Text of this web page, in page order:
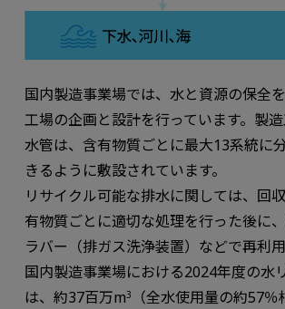
国内製造事業場では、水と資源の保全
工場の企画と設計を行っています。製
水管は、含有物質ごとに最大13系統に
きるように敷設されています。
リサイクル可能な排水に関しては、回
有物質ごとに適切な処理を行った後に
ラバー（排ガス洗浄装置）などで再利用
国内製造事業場における2024年度の水
は、約37百万m3
（全水使用量の約57％